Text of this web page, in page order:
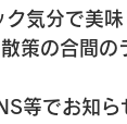
気分で美
策の合間の
等でお知ら